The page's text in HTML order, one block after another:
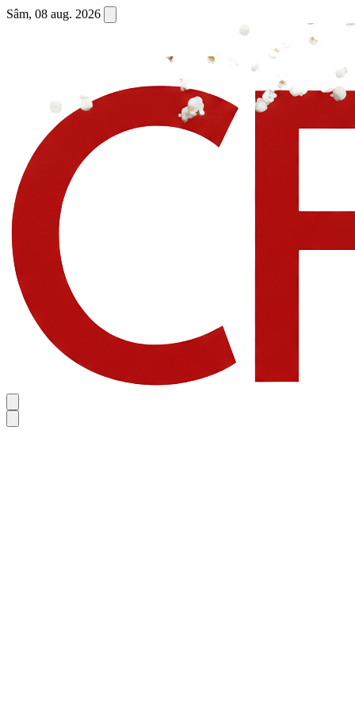
Sâm, 08 aug. 2026